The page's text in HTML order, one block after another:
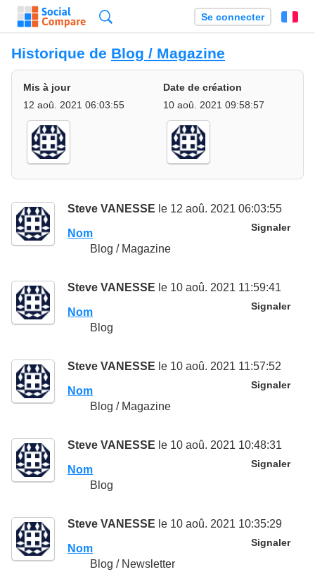
Se connecter
Historique de Blog / Magazine
Mis à jour
12 aoû. 2021 06:03:55
Date de création
10 aoû. 2021 09:58:57
Steve VANESSE le 12 aoû. 2021 06:03:55
Signaler
Nom
Blog / Magazine
Steve VANESSE le 10 aoû. 2021 11:59:41
Signaler
Nom
Blog
Steve VANESSE le 10 aoû. 2021 11:57:52
Signaler
Nom
Blog / Magazine
Steve VANESSE le 10 aoû. 2021 10:48:31
Signaler
Nom
Blog
Steve VANESSE le 10 aoû. 2021 10:35:29
Signaler
Nom
Blog / Newsletter